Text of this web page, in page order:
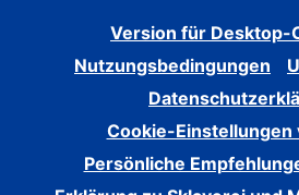
Version für Desktop-
Nutzungsbedingungen
Cookie-Einstellungen
Persönliche